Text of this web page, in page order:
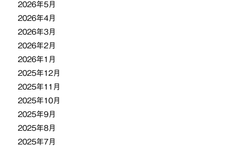
2026年5月
2026年4月
2026年3月
2026年2月
2026年1月
2025年12月
2025年11月
2025年10月
2025年9月
2025年8月
2025年7月